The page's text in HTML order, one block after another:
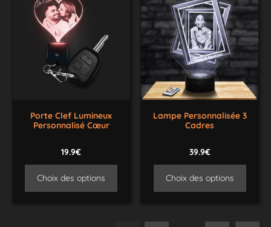
Porte Clef Lumineux
Personnalisé Cœur
19.9€
Choix des options
Lampe Personnalisée 3
Cadres
39.9€
Choix des options